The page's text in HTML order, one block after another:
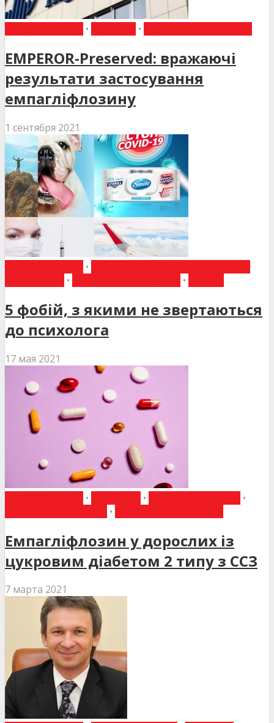
• •
EMPEROR-Preserved: вражаючі
результати застосування
емпагліфлозину
1 сентября 2021
•
• •
5 фобій, з якими не звертаються
до психолога
17 мая 2021
• •
•
•
Емпагліфлозин у дорослих із
цукровим діабетом 2 типу з ССЗ
7 марта 2021